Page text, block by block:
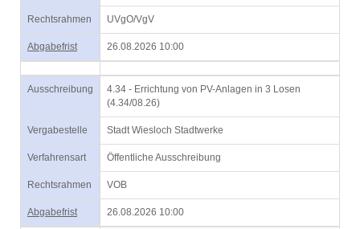
Rechtsrahmen UVgO/VgV
Abgabefrist 26.08.2026 10:00
Ausschreibung
4.34 - Errichtung von PV-Anlagen in 3 Losen
(4.34/08.26)
Vergabestelle Stadt Wiesloch Stadtwerke
Verfahrensart Öffentliche Ausschreibung
Rechtsrahmen VOB
Abgabefrist 26.08.2026 10:00